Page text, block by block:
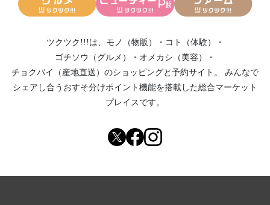
ツクツク!!!は、 モノ（物販） ・ コト（体験）
・
ゴチソウ（グルメ）
・ オメカシ（美容）
・
チョクバイ（産地直送） のショッピングと予約サイト。
みんなで
シェアし合う おすそ分けポイント機能を搭載した総合マーケット
プレイスです。